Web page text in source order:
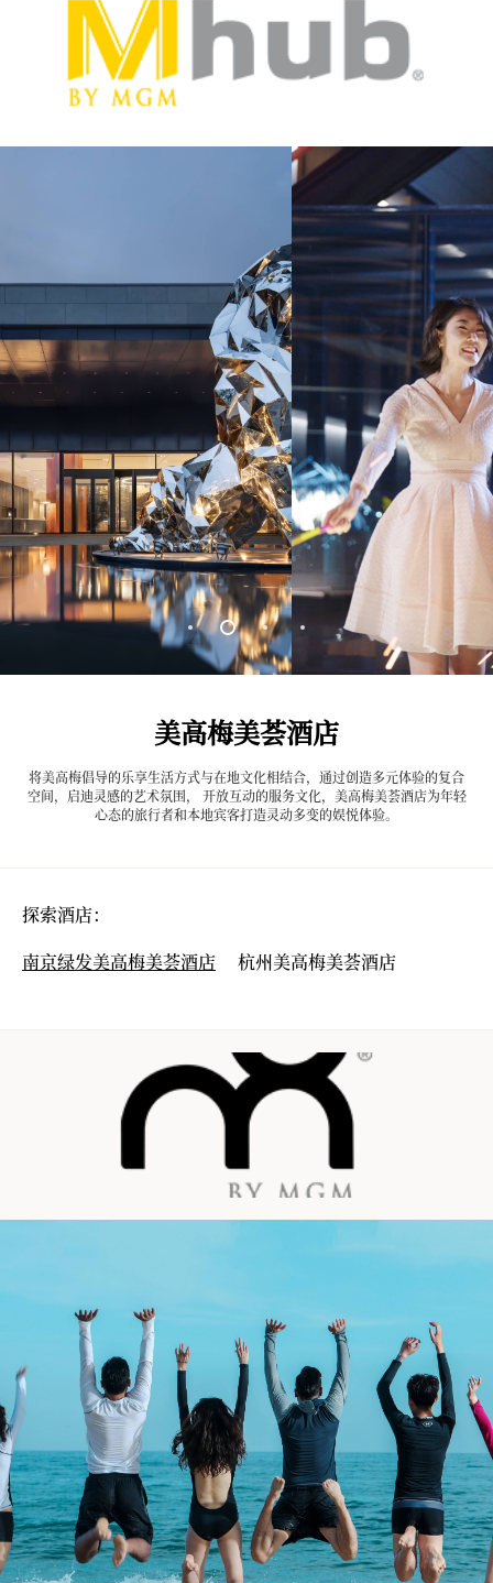
美高梅美荟酒店
将美高梅倡导的乐享生活方式与在地文化相结合，通过创造多元体验的复合
空间，启迪灵感的艺术氛围， 开放互动的服务文化，美高梅美荟酒店为年轻
心态的旅行者和本地宾客打造灵动多变的娱悦体验。
探索酒店：
南京绿发美高梅美荟酒店
杭州美高梅美荟酒店